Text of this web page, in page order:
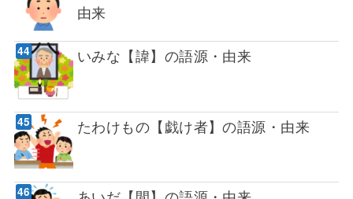
由来
いみな【諱】の語源・由来
たわけもの【戯け者】の語源・由来